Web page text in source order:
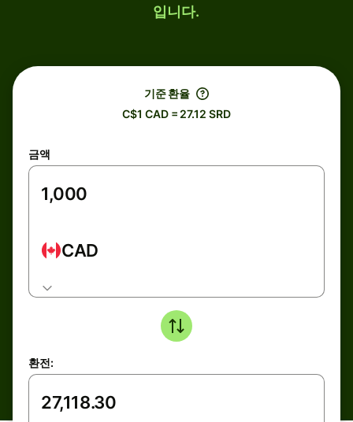
입니다.
기준 환율
C$1 CAD = 27.12 SRD
금액
CAD
환전: